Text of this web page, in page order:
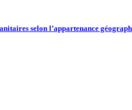
selon l’appartenance